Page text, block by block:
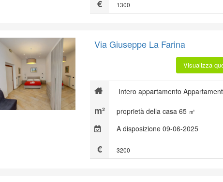
1300
Via Giuseppe La Farina
Visualizza
Intero appartamento
proprietà della casa 65 ㎡
A disposizione 09-06-2025
3200